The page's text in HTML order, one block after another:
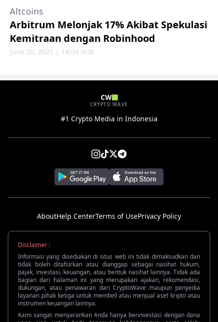
Altcoins
Arbitrum Melonjak 17% Akibat Spekulasi
Kemitraan dengan Robinhood
June 30, 2025 | 14:04 WIB
CW
CRYPTO WAVE
#1 Crypto Media in Indonesia
AboutHelp CenterTerms of UsePrivacy Policy
Disclaimer :
Informasi yang disediakan di situs web ini tidak dimaksudkan dan
tidak boleh ditafsirkan atau dianggap sebagai nasihat hukum,
pajak, investasi, keuangan, atau bentuk nasihat lainnya. Tidak ada
bagian dari halaman ini yang merupakan ajakan, rekomendasi,
dukungan, atau penawaran dari CryptoWave maupun penyedia
layanan pihak ketiga untuk membeli atau menjual aset kripto atau
instrumen keuangan lainnya.
Kami sangat menyarankan Anda hanya berinvestasi dengan dana